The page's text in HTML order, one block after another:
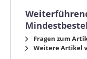
Fragen zum
Weitere Artikel